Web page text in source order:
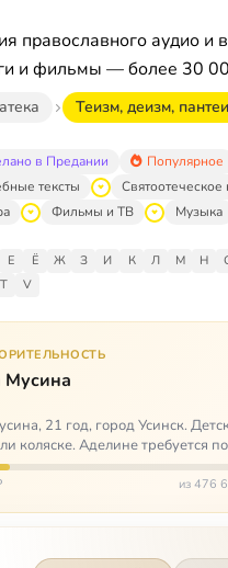
православного аудио и
и фильмы — более 30
Теизм, деизм,
в Предании Популярное
тексты
Святоотеческое
Фильмы и ТВ Музыка
Е Ё Ж З И К Л М Н
T V
Мусина
21 год, город Усинск.
коляске. Аделине требуется
из 476